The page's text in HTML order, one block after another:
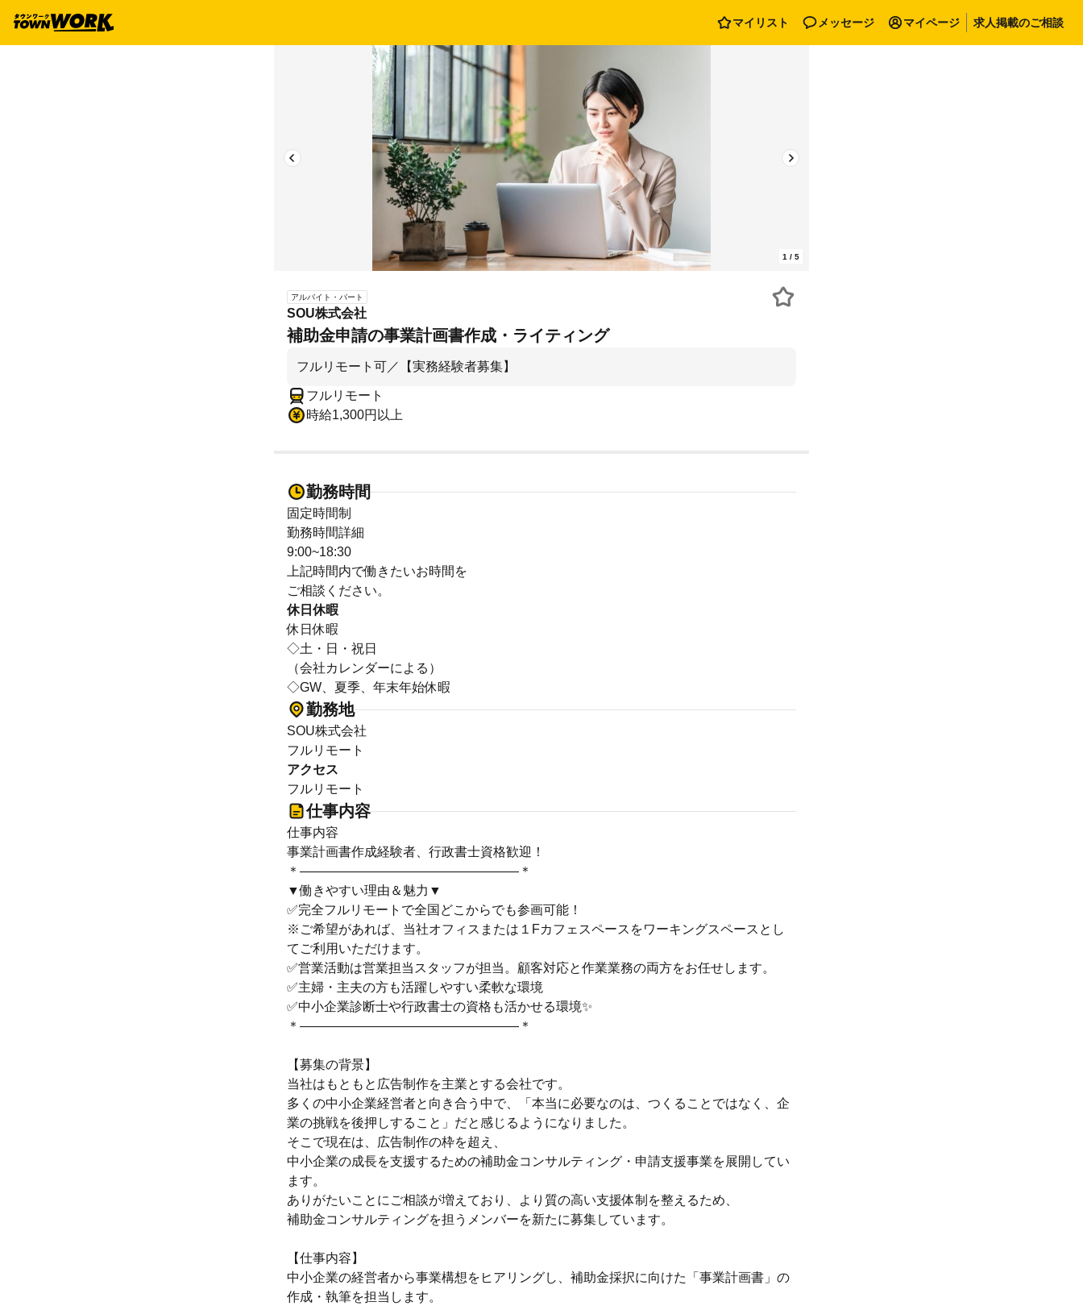
マイリスト メッセージ マイページ 求人掲載のご相談
1 / 5
アルバイト・パート
SOU株式会社
補助金申請の事業計画書作成・ライティング
フルリモート可／【実務経験者募集】
フルリモート
時給1,300円以上
勤務時間
固定時間制
勤務時間詳細
9:00~18:30
上記時間内で働きたいお時間を
ご相談ください。
休日休暇
休日休暇
◇土・日・祝日
（会社カレンダーによる）
◇GW、夏季、年末年始休暇
勤務地
SOU株式会社
フルリモート
アクセス
フルリモート
仕事内容
仕事内容
事業計画書作成経験者、行政書士資格歓迎！
＊―――――――――――――――――＊
▼働きやすい理由＆魅力▼
✅完全フルリモートで全国どこからでも参画可能！
※ご希望があれば、当社オフィスまたは１Fカフェスペースをワーキングスペースとし
てご利用いただけます。
✅営業活動は営業担当スタッフが担当。顧客対応と作業業務の両方をお任せします。
✅主婦・主夫の方も活躍しやすい柔軟な環境
✅中小企業診断士や行政書士の資格も活かせる環境✨
＊―――――――――――――――――＊
【募集の背景】
当社はもともと広告制作を主業とする会社です。
多くの中小企業経営者と向き合う中で、「本当に必要なのは、つくることではなく、企
業の挑戦を後押しすること」だと感じるようになりました。
そこで現在は、広告制作の枠を超え、
中小企業の成長を支援するための補助金コンサルティング・申請支援事業を展開してい
ます。
ありがたいことにご相談が増えており、より質の高い支援体制を整えるため、
補助金コンサルティングを担うメンバーを新たに募集しています。
【仕事内容】
中小企業の経営者から事業構想をヒアリングし、補助金採択に向けた「事業計画書」の
作成・執筆を担当します。